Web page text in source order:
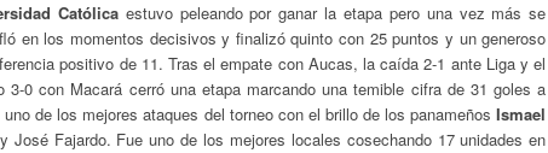
Católicaestuvo peleando por ganar la etapa pero una vez más se
en los momentos decisivos y finalizó quinto con 25 puntos y un generoso
positivo de 11. Tras el empate con Aucas, la caída 2-1 ante Liga y el
3-0 con Macará cerró una etapa marcando una temible cifra de 31 goles a
uno de los mejores ataques del torneo con el brillo de los panameñosIsmael
y José Fajardo. Fue uno de los mejores locales cosechando 17 unidades en